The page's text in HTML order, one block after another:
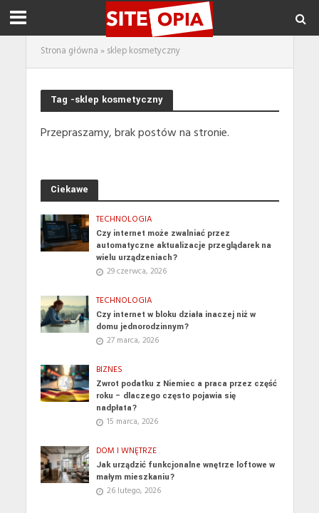
Strona główna » sklep kosmetyczny
Tag -sklep kosmetyczny
Przepraszamy, brak postów na stronie.
Ciekawe
TECHNOLOGIA
Czy internet może zwalniać przez
automatyczne aktualizacje przeglądarek na
wielu urządzeniach?
29 czerwca, 2026
TECHNOLOGIA
Czy internet w bloku działa inaczej niż w
domu jednorodzinnym?
27 marca, 2026
BIZNES
Zwrot podatku z Niemiec a praca przez część
roku – dlaczego często pojawia się
nadpłata?
15 marca, 2026
DOM I WNĘTRZE
Jak urządzić funkcjonalne wnętrze loftowe w
małym mieszkaniu?
26 lutego, 2026